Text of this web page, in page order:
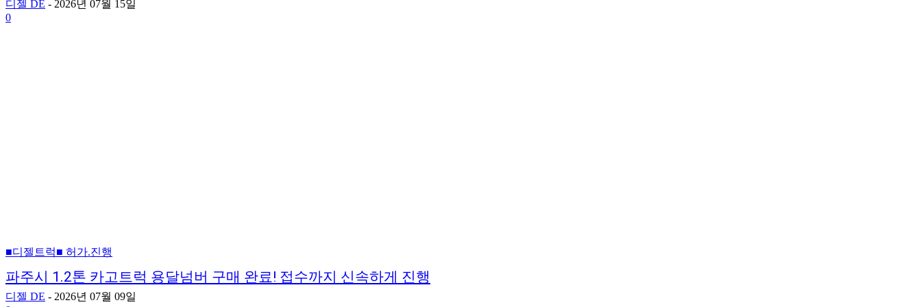
디젤 DE - 2026년 07월 15일
0
■디젤트럭■ 허가.진행
파주시 1.2톤 카고트럭 용달넘버 구매 완료! 접수까지 신속하게 진행
디젤 DE - 2026년 07월 09일